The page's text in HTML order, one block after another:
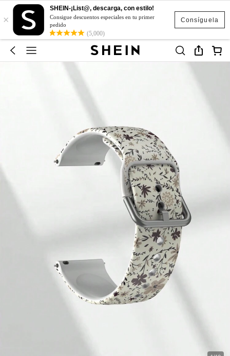
Consíguela
×
SHEIN-¡List@, descarga, con estilo!
Consigue descuentos especiales en tu primer
pedido
(5,000)